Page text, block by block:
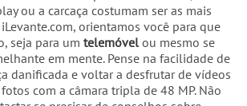
ou a carcaça costumam ser as mais
orientamos você para que
seja para um telemóvel ou mesmo se
em mente. Pense na facilidade de
danificada e voltar a desfrutar de vídeos
com a câmara tripla de 48 MP. Não